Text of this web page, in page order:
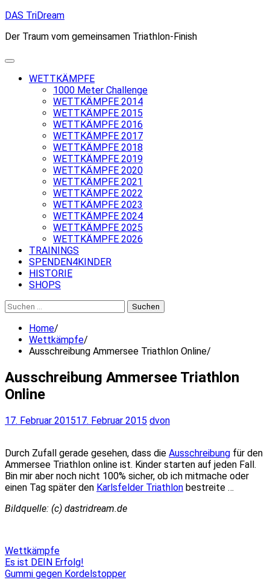
Skip
content
DAS TriDream
Der Traum vom gemeinsamen Triathlon-Finish
WETTKÄMPFE
1000 Meter Challenge
WETTKÄMPFE 2014
WETTKÄMPFE 2015
WETTKÄMPFE 2016
WETTKÄMPFE 2017
WETTKÄMPFE 2018
WETTKÄMPFE 2019
WETTKÄMPFE 2020
WETTKÄMPFE 2021
WETTKÄMPFE 2022
WETTKÄMPFE 2023
WETTKÄMPFE 2024
WETTKÄMPFE 2025
WETTKÄMPFE 2026
TRAININGS
SPENDEN4KINDER
HISTORIE
SHOPS
Suchen
nach:
Home
Wettkämpfe
Ausschreibung Ammersee Triathlon Online
Ausschreibung Ammersee Triathlon
Online
17. Februar 201517. Februar 2015 dvon
Durch Zufall gerade gesehen, dass die Ausschreibung für den
Ammersee Triathlon online ist. Kinder starten auf jeden Fall.
Bin mir aber noch nicht 100% sicher, ob ich mitmache oder
einen Tag später den Karlsfelder Triathlon bestreite …
Bildquelle: (c) dastridream.de
Wettkämpfe
Beitragsnavigation
Es ist DEIN Erfolg!
Gummi gegen Kordelstopper